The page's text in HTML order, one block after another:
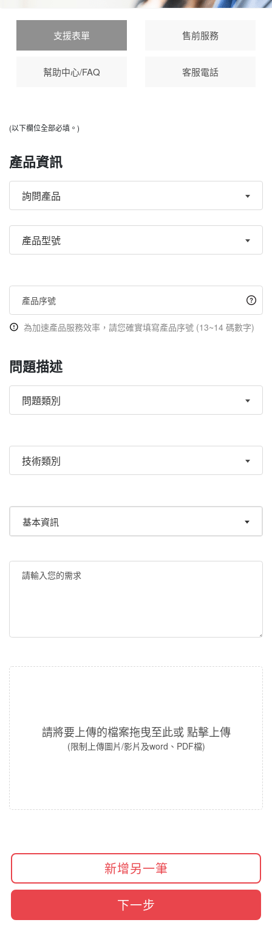
支援表單 售前服務
幫助中心/FAQ 客服電話
(以下欄位全部必填。)
產品資訊
詢問產品
產品型號
為加速產品服務效率，請您確實填寫產品序號 (13~14 碼數字)
問題描述
問題類別
技術類別
基本資訊
請將要上傳的檔案拖曳至此或 點擊上傳
(限制上傳圖片/影片及word、PDF檔)
新增另一筆
下一步